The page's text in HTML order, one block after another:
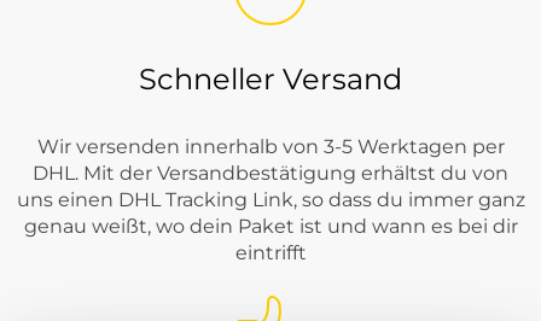
Schneller Versand
Wir versenden innerhalb von 3-5 Werktagen per
DHL. Mit der Versandbestätigung erhältst du von
uns einen DHL Tracking Link, so dass du immer ganz
genau weißt, wo dein Paket ist und wann es bei dir
eintrifft